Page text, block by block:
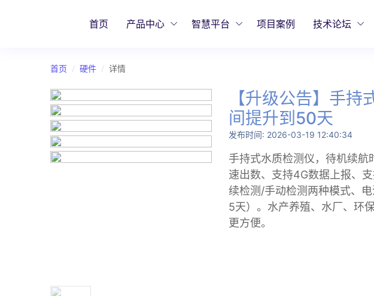
首页 产品中心 智慧平台 项目案例 技术论坛
首页 硬件 详情
【升级公告】手
间提升到50天
发布时间: 2026-03-19 12:40:34
手持式水质检测仪，待机续
速出数、支持4G数据上报、
续检测/手动检测两种模式、
5天）。水产养殖、水厂、环
更方便。